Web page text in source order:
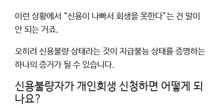
이런 상황에서 “신용이 나빠서 회생을 못한다”는 건 말이
안 되는 거죠.
오히려 신용불량 상태라는 것이 지급불능 상태를 증명하는
하나의 증거가 될 수 있습니다.
신용불량자가 개인회생 신청하면 어떻게 되
나요?